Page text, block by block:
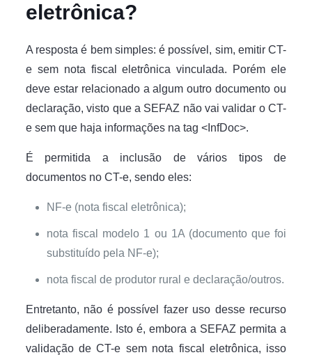
eletrônica?
A resposta é bem simples: é possível, sim, emitir CT-
e sem nota fiscal eletrônica vinculada. Porém ele
deve estar relacionado a algum outro documento ou
declaração, visto que a SEFAZ não vai validar o CT-
e sem que haja informações na tag <InfDoc>.
É permitida a inclusão de vários tipos de
documentos no CT-e, sendo eles:
NF-e (nota fiscal eletrônica);
nota fiscal modelo 1 ou 1A (documento que foi
substituído pela NF-e);
nota fiscal de produtor rural e declaração/outros.
Entretanto, não é possível fazer uso desse recurso
deliberadamente. Isto é, embora a SEFAZ permita a
validação de CT-e sem nota fiscal eletrônica, isso